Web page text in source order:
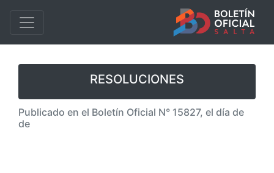
RESOLUCIONES
Publicado en el Boletín Oficial N° 15827, el día de
de